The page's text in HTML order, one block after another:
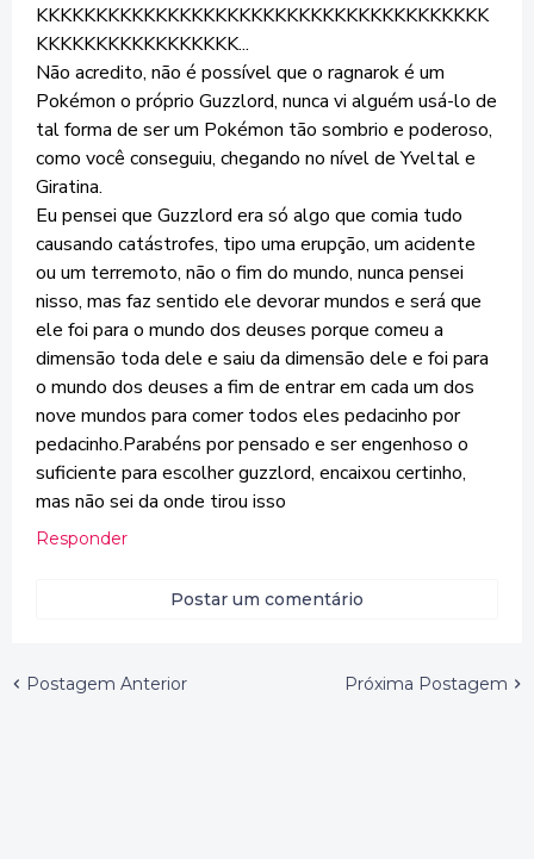
KKKKKKKKKKKKKKKKKKKKKKKKKKKKKKKKKKKKKK
KKKKKKKKKKKKKKKKK...
Não acredito, não é possível que o ragnarok é um
Pokémon o próprio Guzzlord, nunca vi alguém usá-lo de
tal forma de ser um Pokémon tão sombrio e poderoso,
como você conseguiu, chegando no nível de Yveltal e
Giratina.
Eu pensei que Guzzlord era só algo que comia tudo
causando catástrofes, tipo uma erupção, um acidente
ou um terremoto, não o fim do mundo, nunca pensei
nisso, mas faz sentido ele devorar mundos e será que
ele foi para o mundo dos deuses porque comeu a
dimensão toda dele e saiu da dimensão dele e foi para
o mundo dos deuses a fim de entrar em cada um dos
nove mundos para comer todos eles pedacinho por
pedacinho.Parabéns por pensado e ser engenhoso o
suficiente para escolher guzzlord, encaixou certinho,
mas não sei da onde tirou isso
Responder
Postar um comentário
Postagem Anterior Próxima Postagem